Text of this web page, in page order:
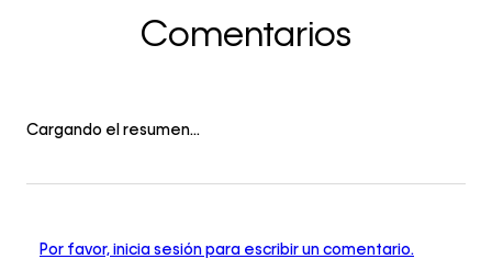
Comentarios
Cargando el resumen…
Por favor, inicia sesión para escribir un comentario.